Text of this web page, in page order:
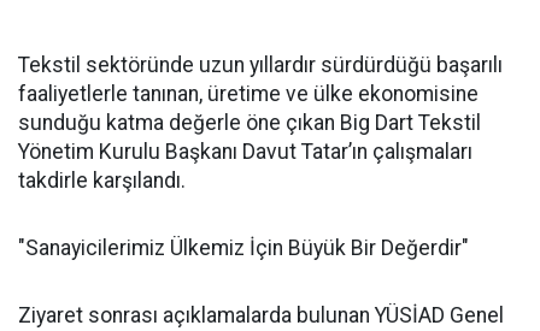
Tekstil sektöründe uzun yıllardır sürdürdüğü başarılı
faaliyetlerle tanınan, üretime ve ülke ekonomisine
sunduğu katma değerle öne çıkan Big Dart Tekstil
Yönetim Kurulu Başkanı Davut Tatar’ın çalışmaları
takdirle karşılandı.
"Sanayicilerimiz Ülkemiz İçin Büyük Bir Değerdir"
Ziyaret sonrası açıklamalarda bulunan YÜSİAD Genel